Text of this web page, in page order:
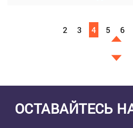
2 3 4 5 6
ОСТАВАЙТЕСЬ